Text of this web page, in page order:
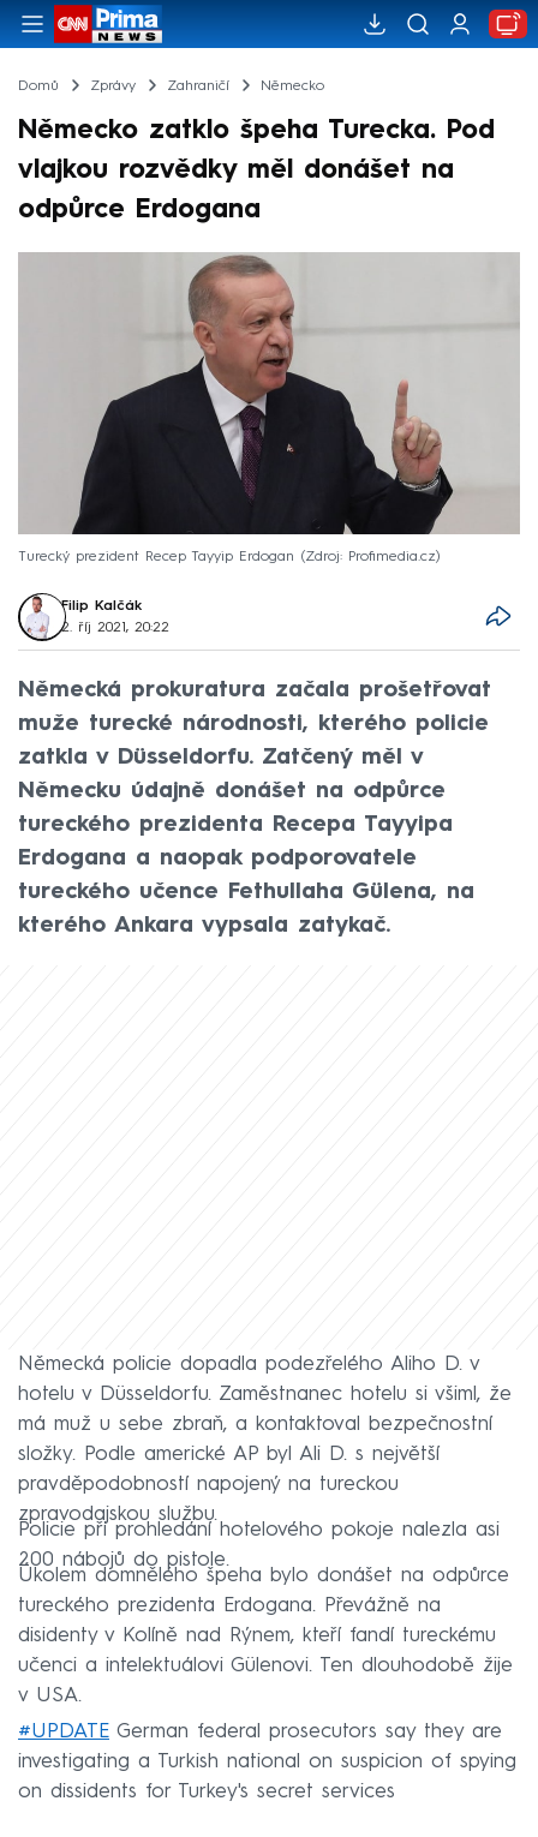
Domů Zprávy Zahraničí Německo
Německo zatklo špeha Turecka. Pod
vlajkou rozvědky měl donášet na
odpůrce Erdogana
Turecký prezident Recep Tayyip Erdogan Zdroj: Profimedia.cz
Filip Kalčák
2. říj 2021, 20:22
Německá prokuratura začala prošetřovat
muže turecké národnosti, kterého policie
zatkla v Düsseldorfu. Zatčený měl v
Německu údajně donášet na odpůrce
tureckého prezidenta Recepa Tayyipa
Erdogana a naopak podporovatele
tureckého učence Fethullaha Gülena, na
kterého Ankara vypsala zatykač.
Německá policie dopadla podezřelého Aliho D. v
hotelu v Düsseldorfu. Zaměstnanec hotelu si všiml, že
má muž u sebe zbraň, a kontaktoval bezpečnostní
složky. Podle americké AP byl Ali D. s největší
pravděpodobností napojený na tureckou
zpravodajskou službu.
Policie při prohledání hotelového pokoje nalezla asi
200 nábojů do pistole.
Úkolem domnělého špeha bylo donášet na odpůrce
tureckého prezidenta Erdogana. Převážně na
disidenty v Kolíně nad Rýnem, kteří fandí tureckému
učenci a intelektuálovi Gülenovi. Ten dlouhodobě žije
v USA.
#UPDATE German federal prosecutors say they are
investigating a Turkish national on suspicion of spying
on dissidents for Turkey's secret services